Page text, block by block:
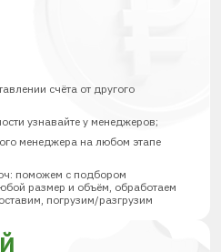
счёта от другого
узнавайте у менеджеров;
менеджера на любом этапе
поможем с подбором
размер и объём, обработаем
погрузим/разгрузим